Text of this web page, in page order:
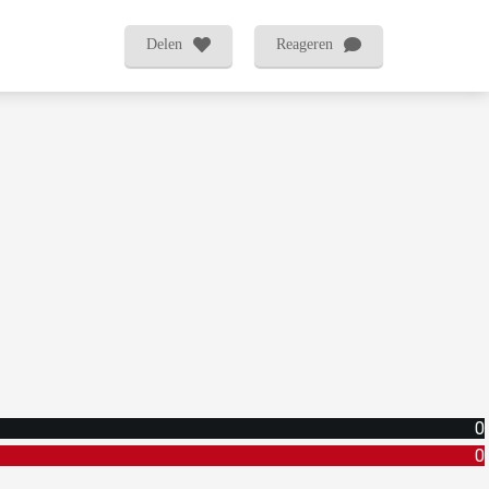
Delen Reageren
0
0